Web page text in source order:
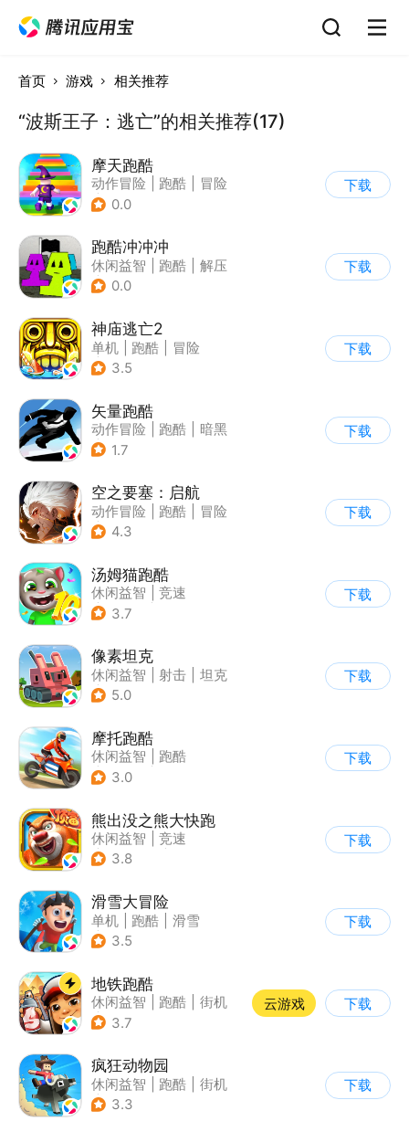
首页 游戏 相关推荐
“波斯王子：逃亡”的相关推荐(17)
摩天跑酷
动作冒险 跑酷
冒险
| 横版过关
0.0
下载
跑酷冲冲冲
休闲益智 跑酷
解压
| 清新
0.0
下载
神庙逃亡2
单机 跑酷
冒险
| 欧美风
3.5
下载
矢量跑酷
动作冒险 跑酷
暗黑
| 通关
1.7
下载
空之要塞：启航
动作冒险 跑酷
冒险
| 剧情
4.3
下载
汤姆猫跑酷
休闲益智
竞速
| 汤姆猫
3.7
下载
像素坦克
休闲益智 射击
坦克
| 像素风
5.0
下载
摩托跑酷
休闲益智
跑酷
| 摩托车
3.0
下载
熊出没之熊大快跑
休闲益智
竞速
| 动漫改编
3.8
下载
滑雪大冒险
单机 跑酷
滑雪
| 游道易
3.5
下载
地铁跑酷
休闲益智 跑酷
街机
| 创梦天地
3.7
云游戏 下载
疯狂动物园
休闲益智 跑酷
街机
| 像素风
3.3
下载